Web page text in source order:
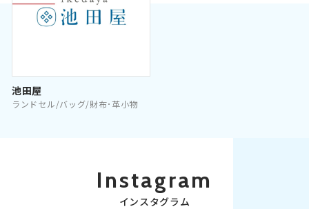
池田屋
ランドセル/バッグ/財布･革小物
Instagram
インスタグラム